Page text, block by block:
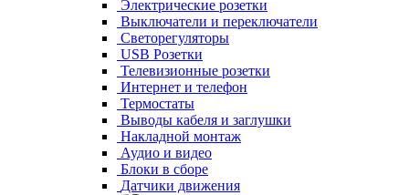
Электрические розетки
Выключатели и переключатели
Светорегуляторы
USB Розетки
Телевизионные розетки
Интернет и телефон
Термостаты
Выводы кабеля и заглушки
Накладной монтаж
Аудио и видео
Блоки в сборе
Датчики движения